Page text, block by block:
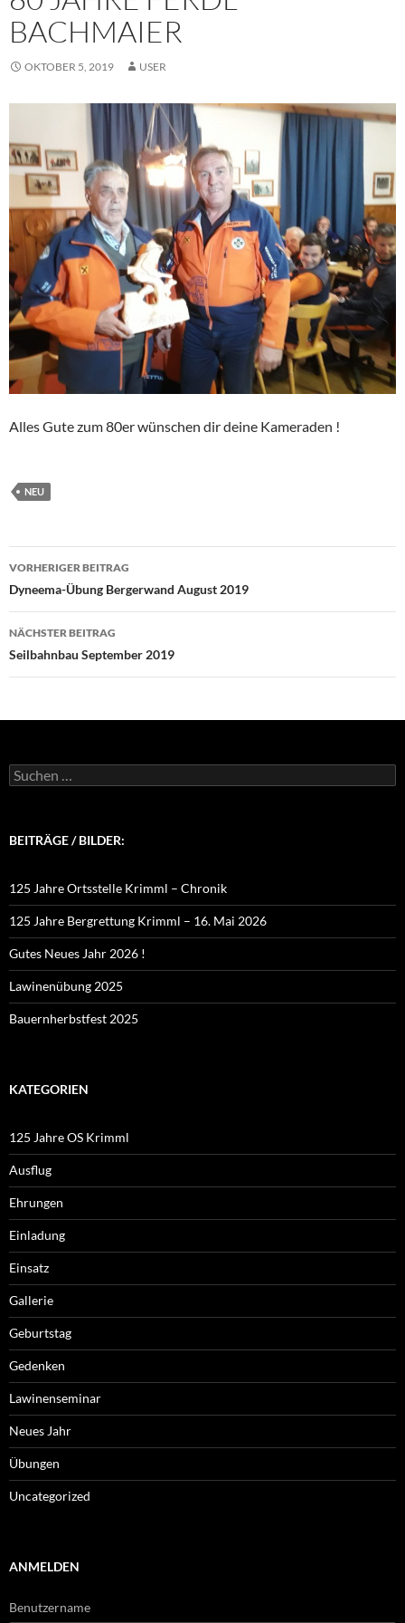
BACHMAIER
OKTOBER 5, 2019 USER
Alles Gute zum 80er wünschen dir deine Kameraden !
NEU
Beitragsnavigation
VORHERIGER BEITRAG
Dyneema-Übung Bergerwand August 2019
NÄCHSTER BEITRAG
Seilbahnbau September 2019
Suchen
nach:
BEITRÄGE / BILDER:
125 Jahre Ortsstelle Krimml – Chronik
125 Jahre Bergrettung Krimml – 16. Mai 2026
Gutes Neues Jahr 2026 !
Lawinenübung 2025
Bauernherbstfest 2025
KATEGORIEN
125 Jahre OS Krimml
Ausflug
Ehrungen
Einladung
Einsatz
Gallerie
Geburtstag
Gedenken
Lawinenseminar
Neues Jahr
Übungen
Uncategorized
ANMELDEN
Benutzername